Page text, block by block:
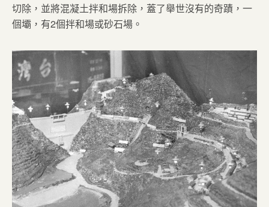
切除，並將混凝土拌和場拆除，蓋了舉世沒有的奇蹟，一
個壩，有2個拌和場或砂石場。